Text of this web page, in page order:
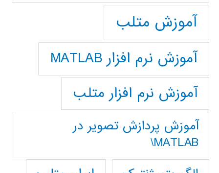
آموزش متلب
آموزش نرم افزار MATLAB
آموزش نرم افزار متلب
آموزش پردازش تصوير در
MATLAB\